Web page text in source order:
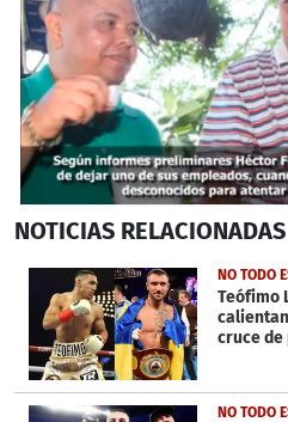
seconds
20
seconds
NOTICIAS RELACIONADAS
NO TODO
Teófimo
cruce
NO TODO